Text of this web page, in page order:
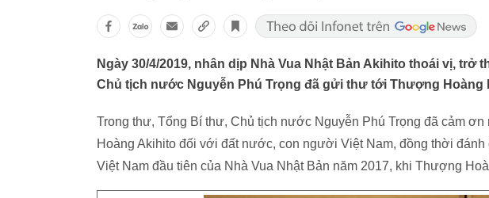
Ngày 30/4/2019, nhân dịp Nhà Vua Nhật Bản Akihito thoái vị,
Chủ tịch nước Nguyễn Phú Trọng đã gửi thư tới Thượng Hoàng
Trong thư, Tổng Bí thư, Chủ tịch nước Nguyễn Phú Trọng đã cảm
Hoàng Akihito đối với đất nước, con người Việt Nam, đồng thời
Việt Nam đầu tiên của Nhà Vua Nhật Bản năm 2017, khi Thượng